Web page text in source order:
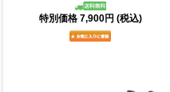
特別価格 7,900円 (税込)